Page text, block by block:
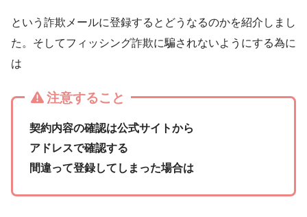
という詐欺メールに登録するとどうなるのかを紹介しまし
た。そしてフィッシング詐欺に騙されないようにする為に
は
注意すること
契約内容の確認は公式サイトから
アドレスで確認する
間違って登録してしまった場合は